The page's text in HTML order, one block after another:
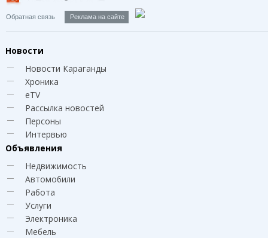
Обратная связь Реклама на сайте
Новости
Новости Караганды
Хроника
eTV
Рассылка новостей
Персоны
Интервью
Объявления
Недвижимость
Автомобили
Работа
Услуги
Электроника
Мебель